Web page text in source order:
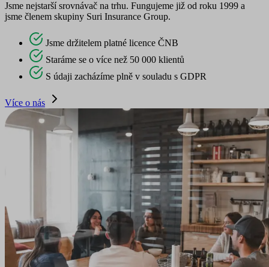
Jsme nejstarší srovnávač na trhu. Fungujeme již od roku 1999 a
jsme členem skupiny Suri Insurance Group.
Jsme držitelem platné licence ČNB
Staráme se o více než 50 000 klientů
S údaji zacházíme plně v souladu s GDPR
Více o nás